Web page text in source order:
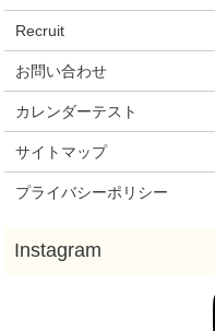
Recruit
お問い合わせ
カレンダーテスト
サイトマップ
プライバシーポリシー